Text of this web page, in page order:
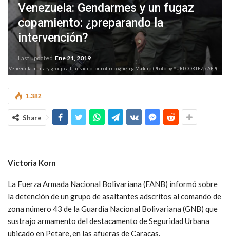
Venezuela: Gendarmes y un fugaz
copamiento: ¿preparando la
intervención?
Last updated Ene 21, 2019
Venezuela military group calls in video for not recognizing Maduro (Photo by YURI CORTEZ / AFP)
1.382
Share
Victoria Korn
La Fuerza Armada Nacional Bolivariana (FANB) informó sobre
la detención de un grupo de asaltantes adscritos al comando de
zona número 43 de la Guardia Nacional Bolivariana (GNB) que
sustrajo armamento del destacamento de Seguridad Urbana
ubicado en Petare, en las afueras de Caracas.